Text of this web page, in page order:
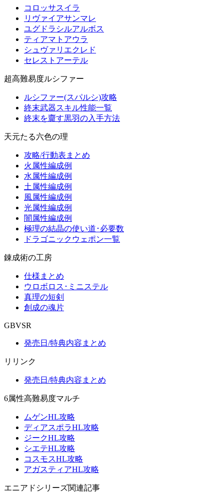
コロッサスイラ
リヴァイアサンマレ
ユグドラシルアルボス
ティアマトアウラ
シュヴァリエクレド
セレストアーテル
超高難易度ルシファー
ルシファー(スパルシ)攻略
終末武器スキル性能一覧
終末を齎す黒羽の入手方法
天元たる六色の理
攻略/行動表まとめ
火属性編成例
水属性編成例
土属性編成例
風属性編成例
光属性編成例
闇属性編成例
極理の結晶の使い道･必要数
ドラゴニックウェポン一覧
錬成術の工房
仕様まとめ
ウロボロス･ミニステル
真理の短剣
創成の魂片
GBVSR
発売日/特典内容まとめ
リリンク
発売日/特典内容まとめ
6属性高難易度マルチ
ムゲンHL攻略
ディアスポラHL攻略
ジークHL攻略
シエテHL攻略
コスモスHL攻略
アガスティアHL攻略
エニアドシリーズ関連記事